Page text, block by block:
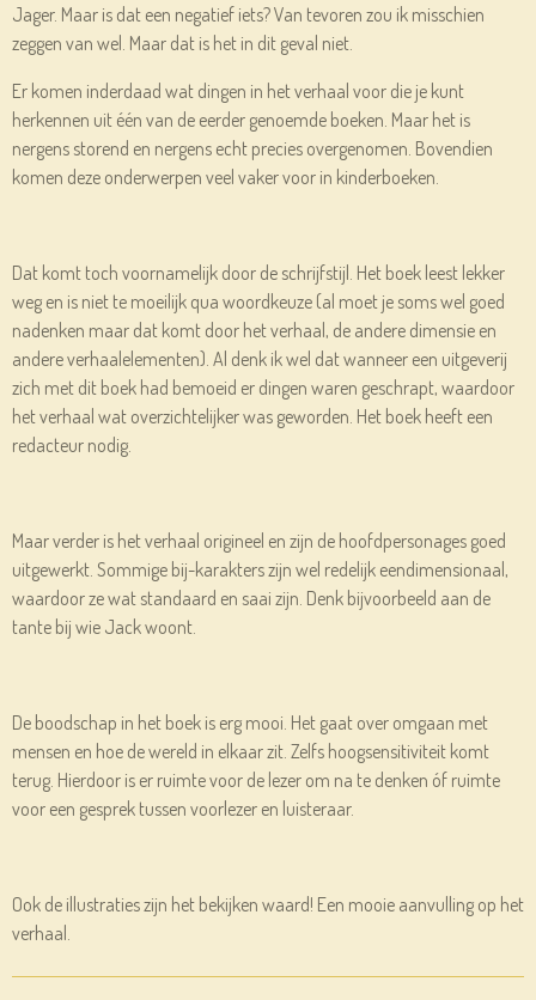
Jager. Maar is dat een negatief iets? Van tevoren zou ik misschien
zeggen van wel. Maar dat is het in dit geval niet.
Er komen inderdaad wat dingen in het verhaal voor die je kunt
herkennen uit één van de eerder genoemde boeken. Maar het is
nergens storend en nergens echt precies overgenomen. Bovendien
komen deze onderwerpen veel vaker voor in kinderboeken.
Dat komt toch voornamelijk door de schrijfstijl. Het boek leest lekker
weg en is niet te moeilijk qua woordkeuze (al moet je soms wel goed
nadenken maar dat komt door het verhaal, de andere dimensie en
andere verhaalelementen). Al denk ik wel dat wanneer een uitgeverij
zich met dit boek had bemoeid er dingen waren geschrapt, waardoor
het verhaal wat overzichtelijker was geworden. Het boek heeft een
redacteur nodig.
Maar verder is het verhaal origineel en zijn de hoofdpersonages goed
uitgewerkt. Sommige bij-karakters zijn wel redelijk eendimensionaal,
waardoor ze wat standaard en saai zijn. Denk bijvoorbeeld aan de
tante bij wie Jack woont.
De boodschap in het boek is erg mooi. Het gaat over omgaan met
mensen en hoe de wereld in elkaar zit. Zelfs hoogsensitiviteit komt
terug. Hierdoor is er ruimte voor de lezer om na te denken óf ruimte
voor een gesprek tussen voorlezer en luisteraar.
Ook de illustraties zijn het bekijken waard! Een mooie aanvulling op het
verhaal.